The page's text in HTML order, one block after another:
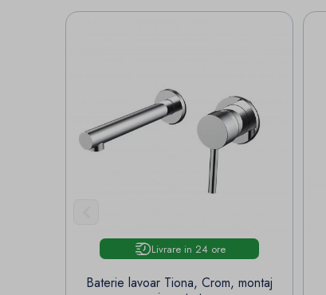
Livrare in 24 ore
Baterie lavoar Tiona, Crom, montaj